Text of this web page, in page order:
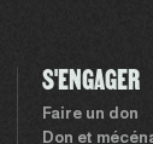
S'ENGAGER
Faire un don
Don et